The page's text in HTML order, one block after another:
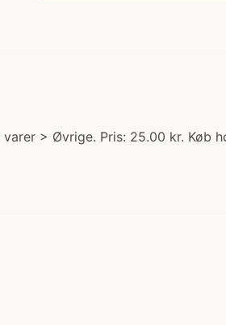
> Øvrige. Pris: 25.00 kr. Køb